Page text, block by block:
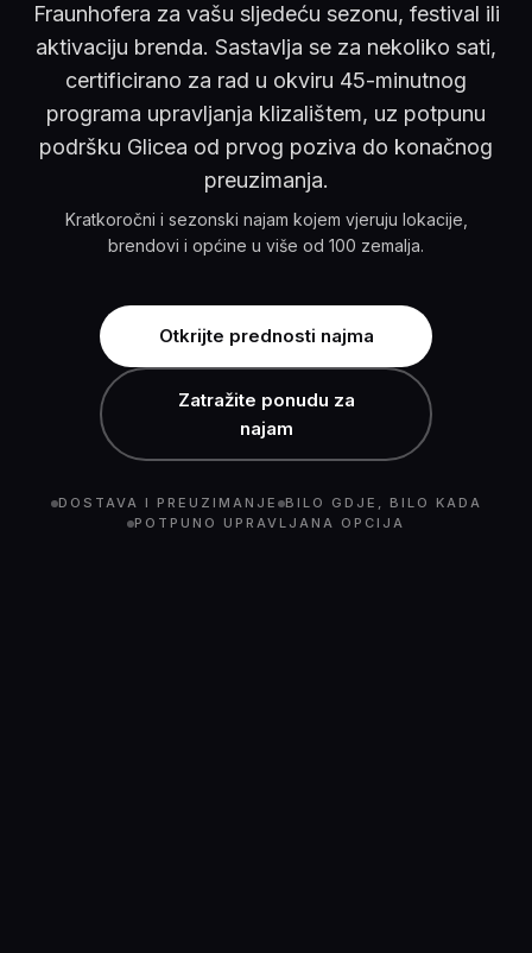
Fraunhofera za vašu sljedeću sezonu, festival ili
aktivaciju brenda. Sastavlja se za nekoliko sati,
certificirano za rad u okviru 45-minutnog
programa upravljanja klizalištem, uz potpunu
podršku Glicea od prvog poziva do konačnog
preuzimanja.
Kratkoročni i sezonski najam kojem vjeruju lokacije,
brendovi i općine u više od 100 zemalja.
Otkrijte prednosti najma
Zatražite ponudu za
najam
DOSTAVA I PREUZIMANJE
BILO GDJE, BILO KADA
POTPUNO UPRAVLJANA OPCIJA